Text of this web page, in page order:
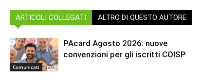
ARTICOLI COLLEGATI ALTRO DI QUESTO AUTORE
Comunicati
PAcard Agosto 2026: nuove
convenzioni per gli iscritti COISP